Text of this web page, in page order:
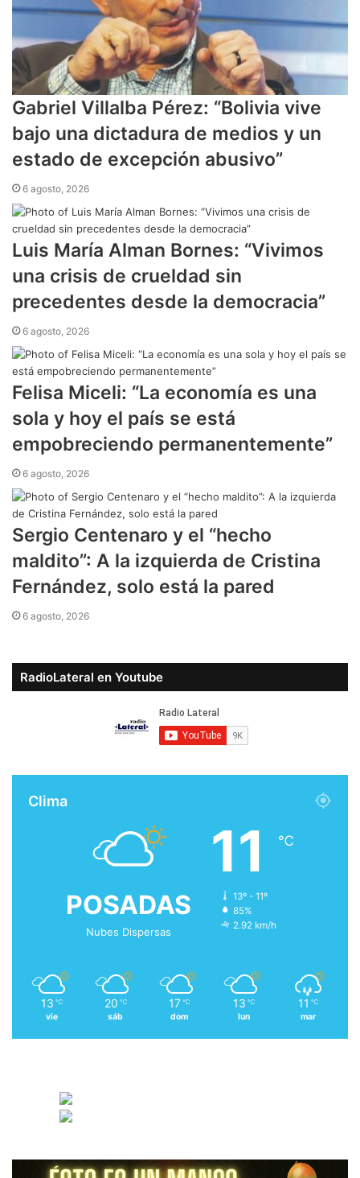
Gabriel Villalba Pérez: “Bolivia vive
bajo una dictadura de medios y un
estado de excepción abusivo”
6 agosto, 2026
Luis María Alman Bornes: “Vivimos
una crisis de crueldad sin
precedentes desde la democracia”
6 agosto, 2026
Felisa Miceli: “La economía es una
sola y hoy el país se está
empobreciendo permanentemente”
6 agosto, 2026
Sergio Centenaro y el “hecho
maldito”: A la izquierda de Cristina
Fernández, solo está la pared
6 agosto, 2026
RadioLateral en Youtube
Clima
POSADAS
Nubes Dispersas
11 ℃
13º - 11º
85%
2.92 km/h
13 ℃
vie
20 ℃
sáb
17 ℃
dom
13 ℃
lun
11 ℃
mar